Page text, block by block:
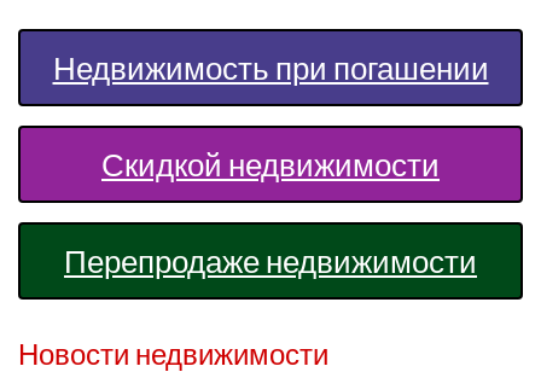
Недвижимость при погашении
Скидкой недвижимости
Перепродаже недвижимости
Новости недвижимости